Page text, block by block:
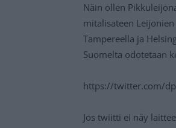
Näin ollen
mitalisateen
Tampereella ja
Suomelta odotetaan
https://twitter.com/
Jos twiitti ei näy